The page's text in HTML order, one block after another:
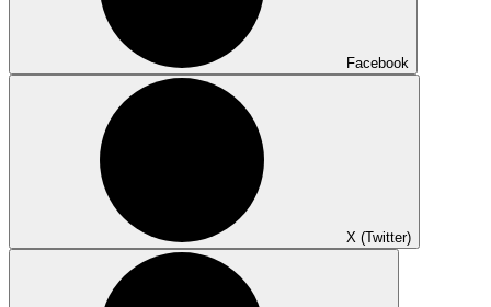
Facebook
X (Twitter)